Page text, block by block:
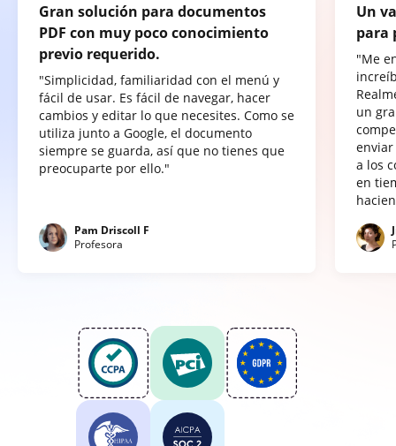
Gran solución para documentos
PDF con muy poco conocimiento
previo requerido.
"Simplicidad, familiaridad con el menú y
fácil de usar. Es fácil de navegar, hacer
cambios y editar lo que necesites. Como se
utiliza junto a Google, el documento
siempre se guarda, así que no tienes que
preocuparte por ello."
Pam Driscoll F
Profesora
Un
para
"Me
un
a los
en